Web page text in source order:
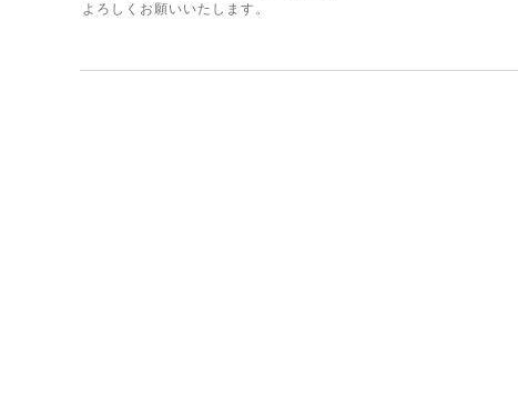
よろしくお願いいたします。